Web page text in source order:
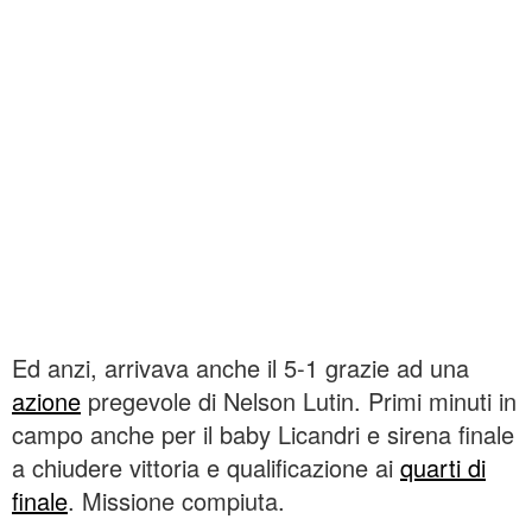
Ed anzi, arrivava anche il 5-1 grazie ad una
azione pregevole di Nelson Lutin. Primi minuti in
campo anche per il baby Licandri e sirena finale
a chiudere vittoria e qualificazione ai quarti di
finale. Missione compiuta.